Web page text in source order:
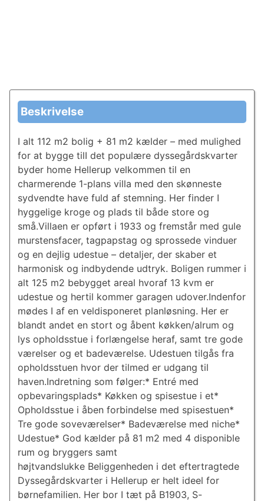
Beskrivelse
I alt 112 m2 bolig + 81 m2 kælder – med mulighed
for at bygge tilI det populære dyssegårdskvarter
byder home Hellerup velkommen til en
charmerende 1-plans villa med den skønneste
sydvendte have fuld af stemning. Her finder I
hyggelige kroge og plads til både store og
små.Villaen er opført i 1933 og fremstår med gule
murstensfacer, tagpapstag og sprossede vinduer
og en dejlig udestue – detaljer, der skaber et
harmonisk og indbydende udtryk. Boligen rummer i
alt 125 m2 bebygget areal hvoraf 13 kvm er
udestue og hertil kommer garagen udover.Indenfor
mødes I af en veldisponeret planløsning. Her er
blandt andet en stort og åbent køkken/alrum og
lys opholdsstue i forlængelse heraf, samt tre gode
værelser og et badeværelse. Udestuen tilgås fra
opholdsstuen hvor der tilmed er udgang til
haven.Indretning som følger:* Entré med
opbevaringsplads* Køkken og spisestue i et*
Opholdsstue i åben forbindelse med spisestuen*
Tre gode soveværelser* Badeværelse med niche*
Udestue* God kælder på 81 m2 med 4 disponible
rum og bryggers samt
højtvandslukke Beliggenheden i det eftertragtede
Dyssegårdskvarter i Hellerup er helt ideel for
børnefamilien. Her bor I tæt på B1903, S-